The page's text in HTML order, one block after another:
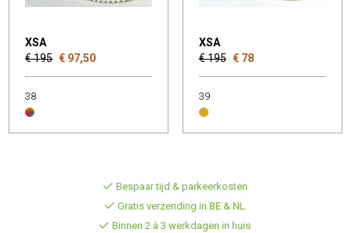
XSA
€ 195 € 97,50
38
XSA
€ 195 € 78
39
Bespaar tijd & parkeerkosten
Gratis verzending in BE & NL
Binnen 2 à 3 werkdagen in huis